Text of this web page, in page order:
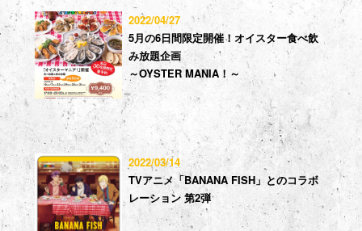
2022/04/27
5月の6日間限定開催！オイスター食べ飲
み放題企画
～OYSTER MANIA！～
2022/03/14
TVアニメ「BANANA FISH」とのコラボ
レーション 第2弾